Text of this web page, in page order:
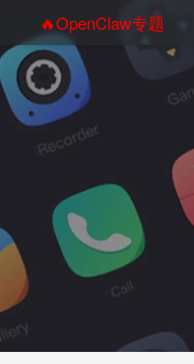
🔥OpenClaw专题